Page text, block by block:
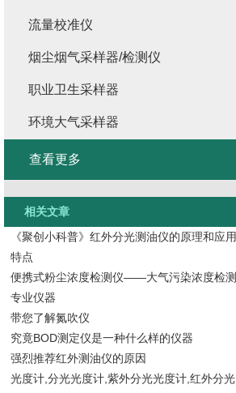
流量校准仪
烟尘烟气采样器/检测仪
职业卫生采样器
环境大气采样器
查看更多
相关文章
《聚创小科普》红外分光测油仪的原理和应用
特点
便携式粉尘浓度检测仪——大气污染浓度检测
专业仪器
带您了解氮吹仪
究竟BOD测定仪是一种什么样的仪器
强烈推荐红外测油仪的原因
光度计,分光光度计,紫外分光光度计,红外分光